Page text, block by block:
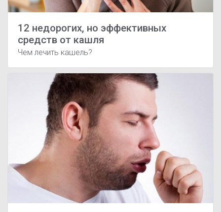
12 недорогих, но эффективных
средств от кашля
Чем лечить кашель?